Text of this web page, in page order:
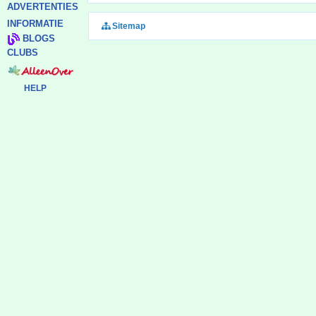
ADVERTENTIES
INFORMATIE
BLOGS
CLUBS
HELP
Sitemap